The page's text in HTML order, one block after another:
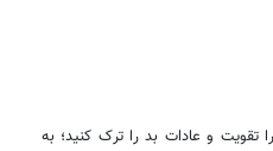
و عادات بد را ترک کنید؛ به